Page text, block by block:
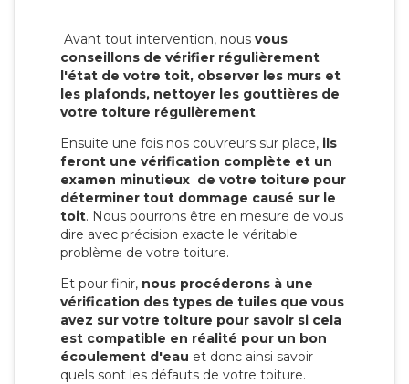
Avant tout intervention, nous vous
conseillons de vérifier régulièrement
l'état de votre toit, observer les murs et
les plafonds, nettoyer les gouttières de
votre toiture régulièrement.
Ensuite une fois nos couvreurs sur place, ils
feront une vérification complète et un
examen minutieux de votre toiture pour
déterminer tout dommage causé sur le
toit. Nous pourrons être en mesure de vous
dire avec précision exacte le véritable
problème de votre toiture.
Et pour finir, nous procéderons à une
vérification des types de tuiles que vous
avez sur votre toiture pour savoir si cela
est compatible en réalité pour un bon
écoulement d'eau et donc ainsi savoir
quels sont les défauts de votre toiture.